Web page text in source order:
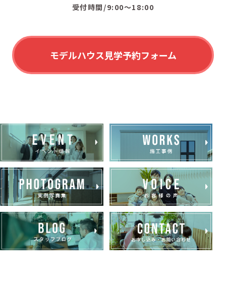
受付時間/9:00〜18:00
モデルハウス見学予約フォーム